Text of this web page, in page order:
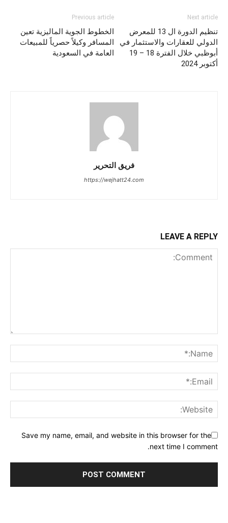
Previous article
الخطوط الجوية الماليزية تعين
المسافر وكيلاً حصرياً للمبيعات
العامة في السعودية
Next article
تنظيم الدورة ال 13 للمعرض
الدولي للعقارات والاستثمار في
أبوظبي خلال الفترة 18 – 19
أكتوبر 2024
فريق التحرير
https://wejhatt24.com
LEAVE A REPLY
Save my name, email, and website in this browser for the
next time I comment.